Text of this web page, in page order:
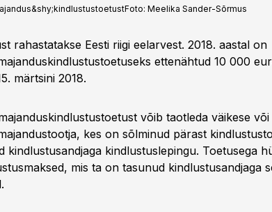
Foto: Meelika Sander-Sõrmus
rahastatakse Eesti riigi eelarvest. 2018. aastal on
ettenähtud 10 000
märtsini 2018.
võib taotleda väikese
kes on sõlminud pärast
kindlustusandjaga kindlustuslepingu. Toetusega
mis ta on tasunud kindlustusandjaga